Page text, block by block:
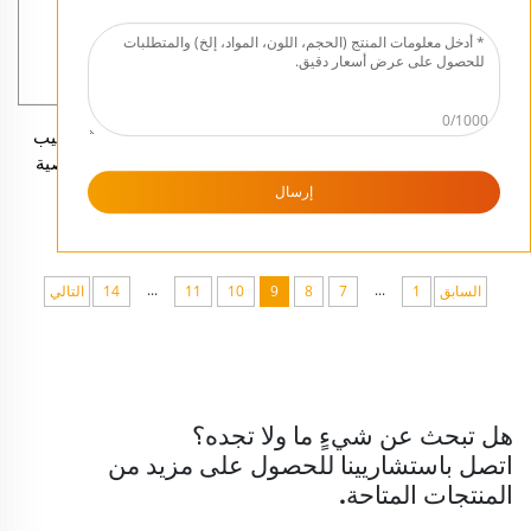
زينة عيد الميلاد الراتنج اليدوية
الزيتون، مجموعة شخصيات
رومانية لتمثيل المهد
ملحقات دينية OEM، صليب
جداري من الراتنج لشخصية
يسوع المسيح، صليب
كاثوليكي، تمثال صغير لصليب
السابق 1
...
7
8
9
10
11
...
14 التالي
0/1000
إرسال
هل تبحث عن شيءٍ ما ولا تجده؟
اتصل باستشاريينا للحصول على مزيد من
المنتجات المتاحة.